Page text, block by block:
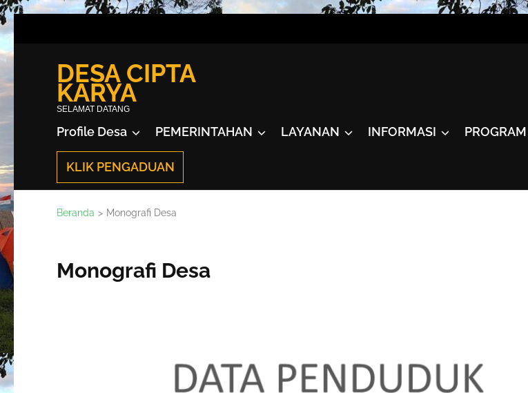
Lompat
konten
(Tekan
Enter)
DESA CIPTA
KARYA
SELAMAT DATANG
Profile Desa PEMERINTAHAN LAYANAN INFORMASI PROGRAM
KLIK PENGADUAN
Beranda > Monografi Desa
Monografi Desa